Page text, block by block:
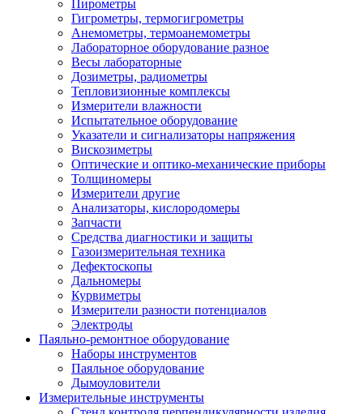
Пирометры
Гигрометры, термогигрометры
Анемометры, термоанемометры
Лабораторное оборудование разное
Весы лабораторные
Дозиметры, радиометры
Тепловизионные комплексы
Измерители влажности
Испытательное оборудование
Указатели и сигнализаторы напряжения
Вискозиметры
Оптические и оптико-механические приборы
Толщиномеры
Измерители другие
Анализаторы, кислородомеры
Запчасти
Средства диагностики и защиты
Газоизмерительная техника
Дефектоскопы
Дальномеры
Курвиметры
Измерители разности потенциалов
Электроды
Паяльно-ремонтное оборудование
Наборы инструментов
Паяльное оборудование
Дымоуловители
Измерительные инструменты